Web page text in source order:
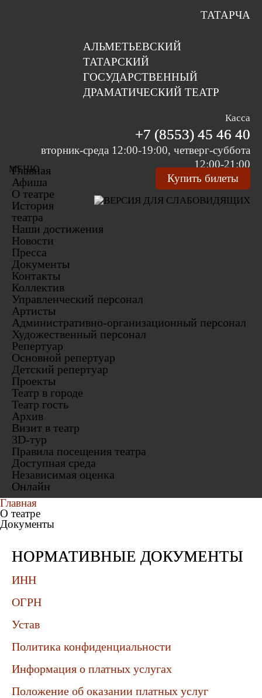
АЛЬМЕТЬЕВСКИЙ
ТАТАРСКИЙ
ГОСУДАРСТВЕННЫЙ
ДРАМАТИЧЕСКИЙ ТЕАТР
ТАТАРЧА
Касса
+7 (8553) 45 46 40
вторник-среда 12:00-19:00, четверг-суббота
12:00-21:00
Купить билеты
МЕНЮ
Главная
Афиша
О театре
История
театра
Наши достижения
Новости
Пресса
Документы
Контакты
Коллектив
Управленческий персонал
Артисты
Административно-организационный персонал
Художественный персонал
Репертуар
Основной репертуар
Детский репертуар
Проекты
Театр в городе
Театр гость
Архив
Визит в театр
3D-тур
Правила посещения театра
Доступная среда
Независимая оценка
Онлайн
Главная
О театре
Документы
НОРМАТИВНЫЕ ДОКУМЕНТЫ
ИНН
ОГРН
Устав
Политика конфиденциальности
Информация о платных услугах
Положение об оказании платных услуг